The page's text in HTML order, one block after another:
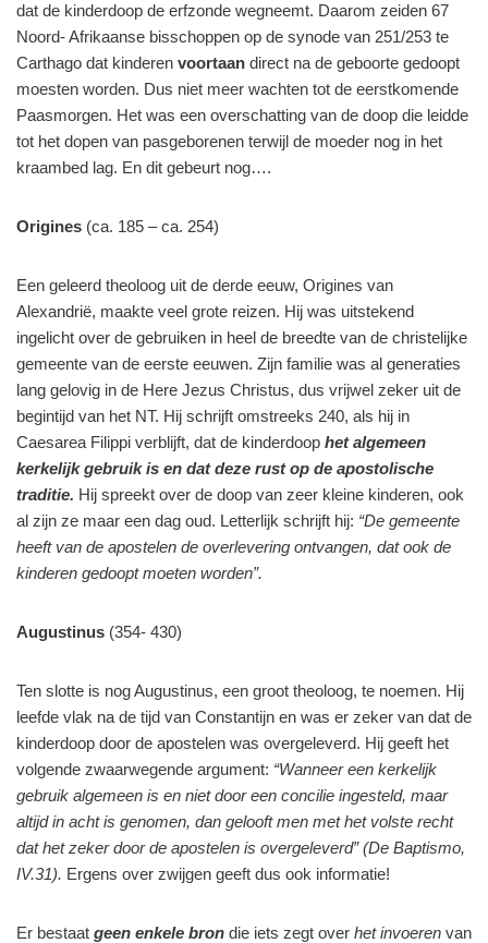
dat de kinderdoop de erfzonde wegneemt. Daarom zeiden 67
Noord- Afrikaanse bisschoppen op de synode van 251/253 te
Carthago dat kinderen voortaan direct na de geboorte gedoopt
moesten worden. Dus niet meer wachten tot de eerstkomende
Paasmorgen. Het was een overschatting van de doop die leidde
tot het dopen van pasgeborenen terwijl de moeder nog in het
kraambed lag. En dit gebeurt nog….
Origines (ca. 185 – ca. 254)
Een geleerd theoloog uit de derde eeuw, Origines van
Alexandrië, maakte veel grote reizen. Hij was uitstekend
ingelicht over de gebruiken in heel de breedte van de christelijke
gemeente van de eerste eeuwen. Zijn familie was al generaties
lang gelovig in de Here Jezus Christus, dus vrijwel zeker uit de
begintijd van het NT. Hij schrijft omstreeks 240, als hij in
Caesarea Filippi verblijft, dat de kinderdoop het algemeen
kerkelijk gebruik is en dat deze rust op de apostolische
traditie. Hij spreekt over de doop van zeer kleine kinderen, ook
al zijn ze maar een dag oud. Letterlijk schrijft hij: “De gemeente
heeft van de apostelen de overlevering ontvangen, dat ook de
kinderen gedoopt moeten worden”.
Augustinus (354- 430)
Ten slotte is nog Augustinus, een groot theoloog, te noemen. Hij
leefde vlak na de tijd van Constantijn en was er zeker van dat de
kinderdoop door de apostelen was overgeleverd. Hij geeft het
volgende zwaarwegende argument: “Wanneer een kerkelijk
gebruik algemeen is en niet door een concilie ingesteld, maar
altijd in acht is genomen, dan gelooft men met het volste recht
dat het zeker door de apostelen is overgeleverd” (De Baptismo,
IV.31). Ergens over zwijgen geeft dus ook informatie!
Er bestaat geen enkele bron die iets zegt over het invoeren van